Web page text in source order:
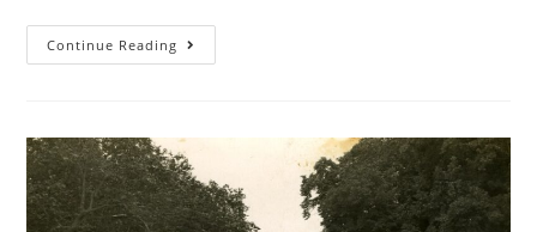
Continue Reading